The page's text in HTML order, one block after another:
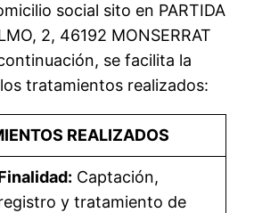
social sito en PARTIDA
2, 46192 MONSERRAT
se facilita la
tratamientos realizados:
REALIZADOS
Captación,
y tratamiento de